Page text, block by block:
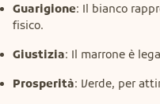
Guarigione: Il bianco
fisico.
Giustizia: Il marrone è
Prosperità: Verde, per